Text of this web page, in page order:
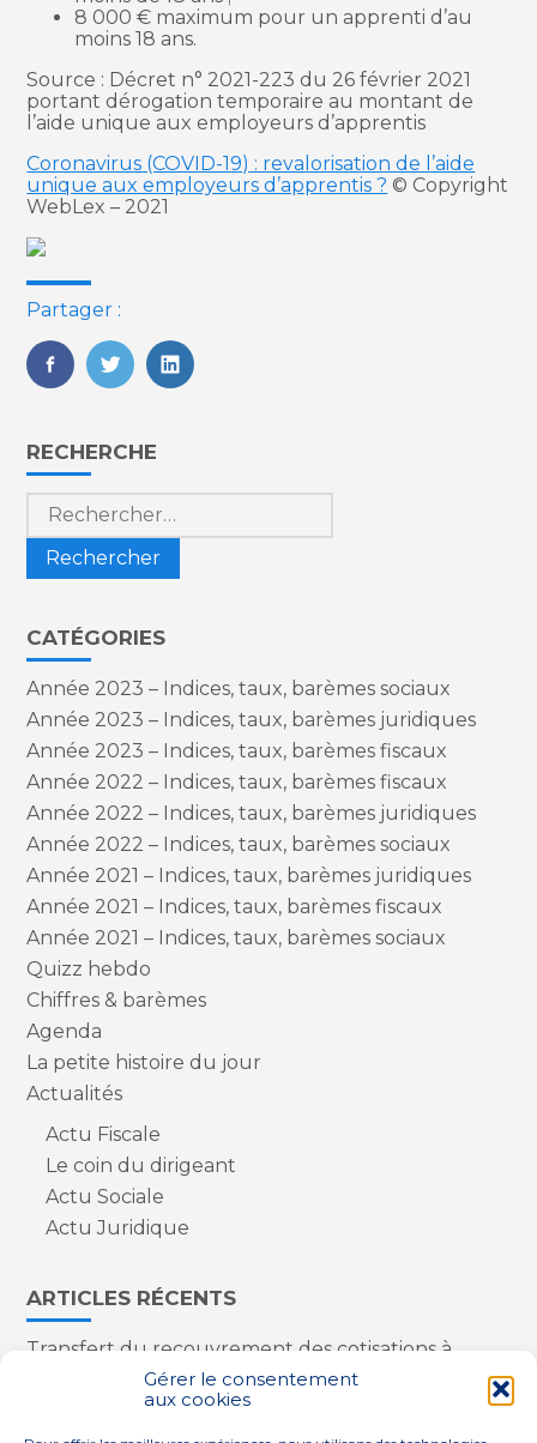
Gérer le consentement
aux cookies
8 000 € maximum pour un apprenti d’au
moins 18 ans.
Source : Décret n° 2021-223 du 26 février 2021
portant dérogation temporaire au montant de
l’aide unique aux employeurs d’apprentis
Coronavirus (COVID-19) : revalorisation de l’aide
unique aux employeurs d’apprentis ? © Copyright
WebLex – 2021
Partager :
FaceBook
TwitterLinkedIn
Blog
sidebar
RECHERCHE
Rechercher :
CATÉGORIES
Année 2023 – Indices, taux, barèmes sociaux
Année 2023 – Indices, taux, barèmes juridiques
Année 2023 – Indices, taux, barèmes fiscaux
Année 2022 – Indices, taux, barèmes fiscaux
Année 2022 – Indices, taux, barèmes juridiques
Année 2022 – Indices, taux, barèmes sociaux
Année 2021 – Indices, taux, barèmes juridiques
Année 2021 – Indices, taux, barèmes fiscaux
Année 2021 – Indices, taux, barèmes sociaux
Quizz hebdo
Chiffres & barèmes
Agenda
La petite histoire du jour
Actualités
Actu Fiscale
Le coin du dirigeant
Actu Sociale
Actu Juridique
ARTICLES RÉCENTS
Transfert du recouvrement des cotisations à
l’Urssaf : des nouveautés
Appareils reconditionnés : annulation de la